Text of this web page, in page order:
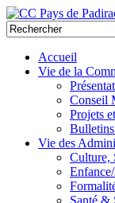
Accueil
Vie de la
Conseil
Projets
Vie des
Culture,
Santé &